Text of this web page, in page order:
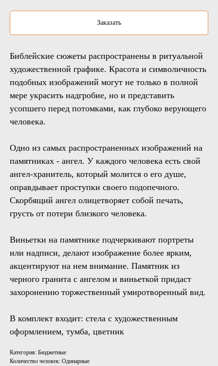
Заказать
Библейские сюжеты распространены в ритуальной
художественной графике. Красота и символичность
подобных изображений могут не только в полной
мере украсить надгробие, но и представить
усопшего перед потомками, как глубоко верующего
человека.
Одно из самых распространенных изображений на
памятниках - ангел. У каждого человека есть свой
ангел-хранитель, который молится о его душе,
оправдывает проступки своего подопечного.
Скорбящий ангел олицетворяет собой печать,
грусть от потери близкого человека.
Виньетки на памятнике подчеркивают портреты
или надписи, делают изображение более ярким,
акцентируют на нем внимание. Памятник из
черного гранита с ангелом и виньеткой придаст
захоронению торжественный умиротворенный вид.
В комплект входит: стела с художественным
оформлением, тумба, цветник
Категория: Бюджетные
Количество человек: Одинарные